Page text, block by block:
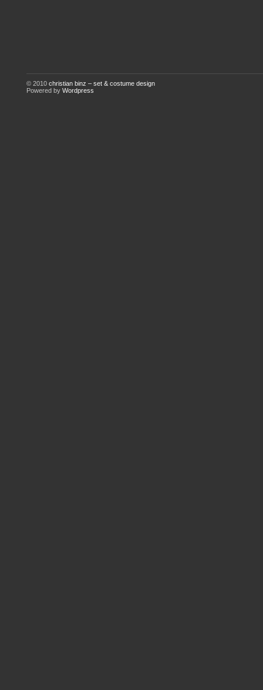
© 2010 christian binz – set & costume design
Powered by Wordpress